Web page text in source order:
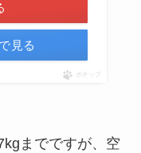
見る
ポチップ
までですが、空